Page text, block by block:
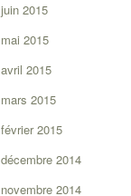
juin 2015
mai 2015
avril 2015
mars 2015
février 2015
décembre 2014
novembre 2014